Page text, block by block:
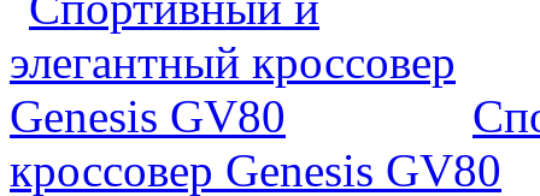
кроссовер Genesis GV80